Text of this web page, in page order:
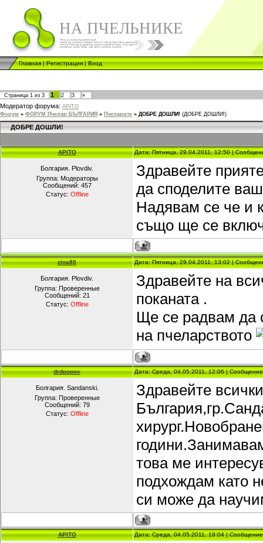
НА ПЧЕЛЬНИКЕ
Главная|Регистрация|Вход
Страница 1 из 3 1 2 3 »
Модератор форума: APITO
Форум » ФОРУМ Пчелар БЪЛГАРИЯ » Пчеларите » ДОБРЕ ДОШЛИ! (ДОБРЕ ДОШЛИ!)
ДОБРЕ ДОШЛИ!
APITO Дата: Пятница, 29.04.2011, 12:50 |
Болгария. Plovdiv.
Группа: Модераторы
Сообщений: 457
Статус: Offline
Здравейте
да споделите
Надявам се че и
също ще се
zina80 Дата: Пятница, 29.04.2011, 13:02 |
Болгария. Plovdiv.
Группа: Проверенные
Сообщений: 21
Статус: Offline
Здравейте на
поканата .
Ще се радвам да
на пчеларството
drdpopov Дата: Среда, 04.05.2011, 12:06 |
Болгария. Sandanski.
Группа: Проверенные
Сообщений: 79
Статус: Offline
Здравейте
това ме
подхождам като
си може да
APITO Дата: Среда, 04.05.2011, 19:04 |